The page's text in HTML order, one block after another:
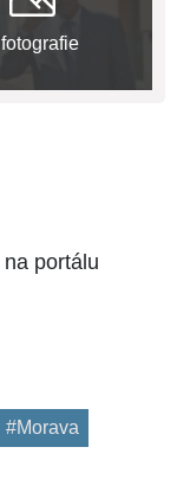
fotografie
na portálu
#Morava